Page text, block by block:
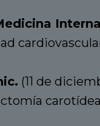
(11 de
carotídea